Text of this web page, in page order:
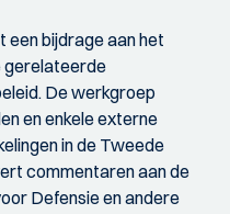
een bijdrage aan het
gerelateerde
De werkgroep
en enkele externe
in de Tweede
commentaren aan de
Defensie en andere